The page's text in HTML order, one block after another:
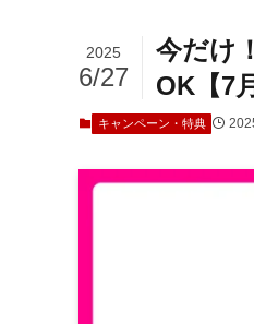
今だけ
OK【7
2025
6/27
キャンペーン・特典